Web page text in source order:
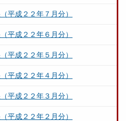
平成２２年７月分）
平成２２年６月分）
平成２２年５月分）
平成２２年４月分）
平成２２年３月分）
平成２２年２月分）